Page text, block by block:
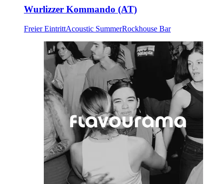
Wurlizzer Kommando (AT)
Freier EintrittAcoustic SummerRockhouse Bar